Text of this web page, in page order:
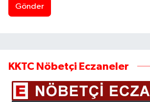
Gönder
KKTC Nöbetçi Eczaneler